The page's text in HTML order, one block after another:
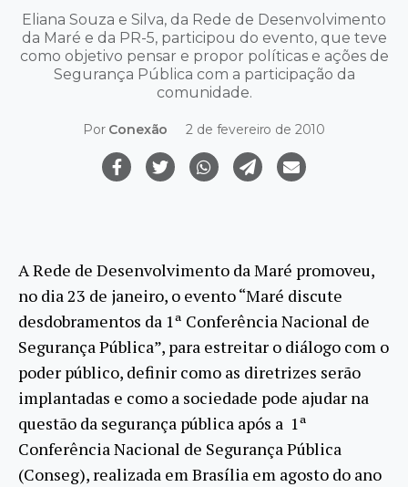
Eliana Souza e Silva, da Rede de Desenvolvimento
da Maré e da PR-5, participou do evento, que teve
como objetivo pensar e propor políticas e ações de
Segurança Pública com a participação da
comunidade.
Por Conexão 2 de fevereiro de 2010
A Rede de Desenvolvimento da Maré promoveu,
no dia 23 de janeiro, o evento “Maré discute
desdobramentos da 1ª Conferência Nacional de
Segurança Pública”, para estreitar o diálogo com o
poder público, definir como as diretrizes serão
implantadas e como a sociedade pode ajudar na
questão da segurança pública após a 1ª
Conferência Nacional de Segurança Pública
(Conseg), realizada em Brasília em agosto do ano